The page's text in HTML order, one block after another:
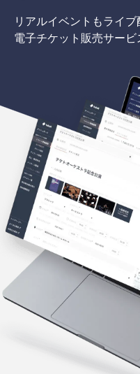
リアルイベントもライ
電子チケット販売サービ